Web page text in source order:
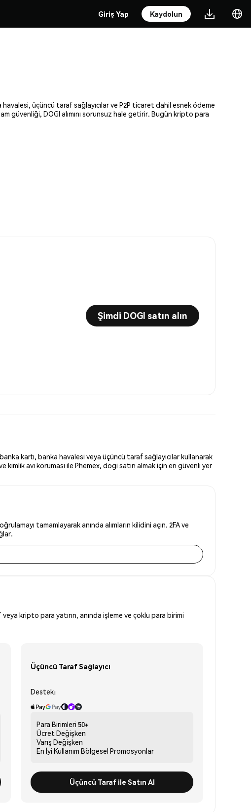
Giriş Yap Kaydolun
üçüncü taraf sağlayıcılar ve P2P ticaret dahil esnek ödeme
güvenliği, DOGI alımını sorunsuz hale getirir. Bugün kripto para
Şimdi DOGI satın alın
kartı, banka havalesi veya üçüncü taraf sağlayıcılar kullanarak
avı koruması ile Phemex, dogi satın almak için en güvenli yer
tamamlayarak anında alımların kilidini açın. 2FA ve
kripto para yatırın, anında işleme ve çoklu para birimi
Üçüncü Taraf Sağlayıcı
Destek:
Para Birimleri 50+
Ücret Değişken
Varış Değişken
En İyi Kullanım Bölgesel Promosyonlar
Üçüncü Taraf ile Satın Al